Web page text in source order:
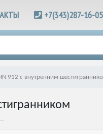
+7(343)287-16-05
912 с внутренним